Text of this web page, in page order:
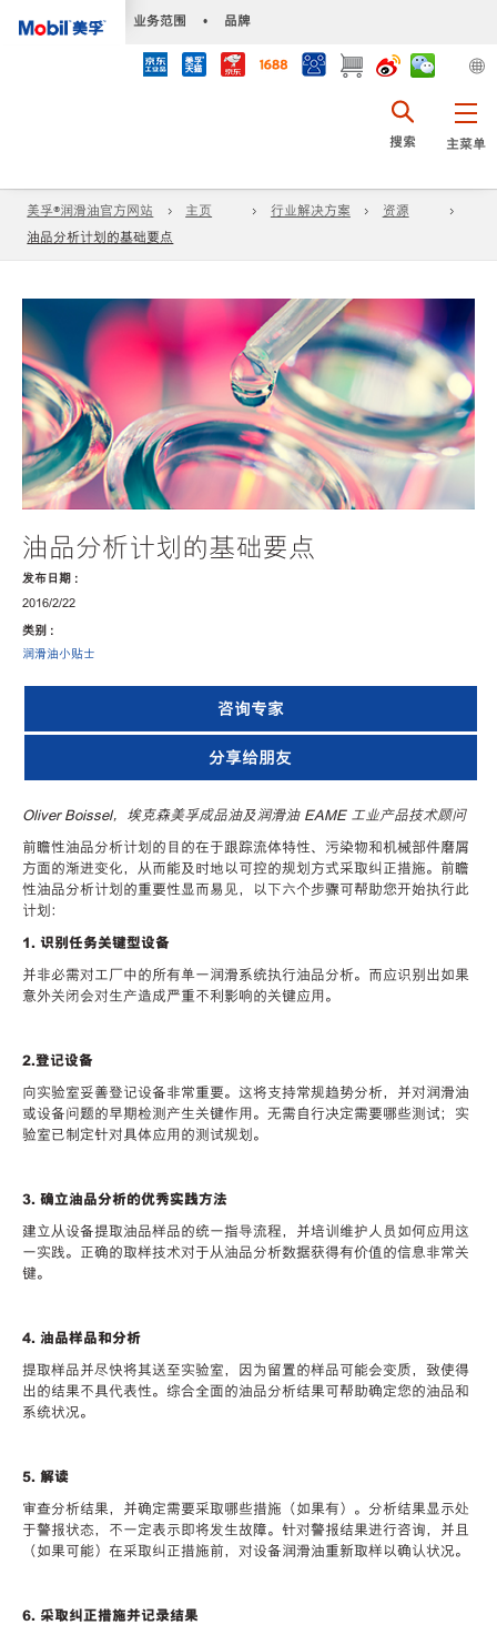
业务范围 • 品牌
主菜单
搜索
美孚®润滑油官方网站 主页 行业解决方案
资源
油品分析计划的基础要点
油品分析计划的基础要点
发布日期 :
2016/2/22
类别 :
润滑油小贴士
咨询专家
分享给朋友
Oliver Boissel，埃克森美孚成品油及润滑油 EAME 工业产品技术顾问
前瞻性油品分析计划的目的在于跟踪流体特性、污染物和机械部件磨屑
方面的渐进变化，从而能及时地以可控的规划方式采取纠正措施。前瞻
性油品分析计划的重要性显而易见，以下六个步骤可帮助您开始执行此
计划：
1. 识别任务关键型设备
并非必需对工厂中的所有单一润滑系统执行油品分析。而应识别出如果
意外关闭会对生产造成严重不利影响的关键应用。
2.登记设备
向实验室妥善登记设备非常重要。这将支持常规趋势分析，并对润滑油
或设备问题的早期检测产生关键作用。无需自行决定需要哪些测试；实
验室已制定针对具体应用的测试规划。
3. 确立油品分析的优秀实践方法
建立从设备提取油品样品的统一指导流程，并培训维护人员如何应用这
一实践。正确的取样技术对于从油品分析数据获得有价值的信息非常关
键。
4. 油品样品和分析
提取样品并尽快将其送至实验室，因为留置的样品可能会变质，致使得
出的结果不具代表性。综合全面的油品分析结果可帮助确定您的油品和
系统状况。
5. 解读
审查分析结果，并确定需要采取哪些措施（如果有）。分析结果显示处
于警报状态，不一定表示即将发生故障。针对警报结果进行咨询，并且
（如果可能）在采取纠正措施前，对设备润滑油重新取样以确认状况。
6. 采取纠正措施并记录结果